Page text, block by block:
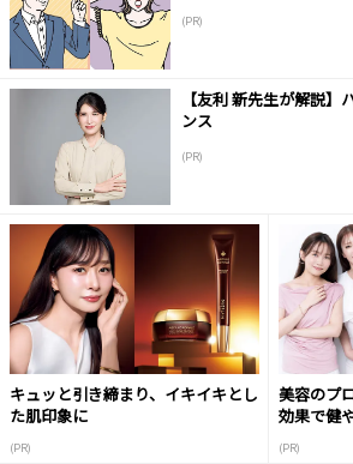
(PR)
【友利 新先生が解説
ンス
(PR)
キュッと引き締まり、イキイキとし
た肌印象に
(PR)
美容のプ
効果で健
(PR)